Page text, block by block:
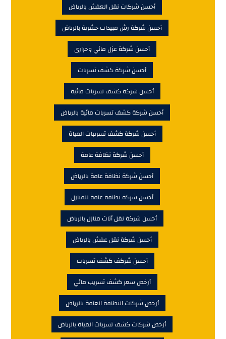
أحسن شركات نقل العفش بالرياض
أحسن شركة رش مبيدات حشرية بالرياض
أحسن شركة عزل مائي وحرارى
أحسن شركة كشف تسربات
أحسن شركة كشف تسربات مائية
أحسن شركة كشف تسربات مائية بالرياض
أحسن شركة كشف تسريبات المياة
أحسن شركة نظافة عامة
أحسن شركة نظافة عامة بالرياض
أحسن شركة نظافة عامة للمنازل
أحسن شركة نقل أثاث منازل بالرياض
أحسن شركة نقل عفش بالرياض
أحسن شركف كشف تسربات
أرخص سعر كشف تسريب مائي
أرخص شركات النظافة العامة بالرياض
أرخص شركات كشف تسربات المياة بالرياض